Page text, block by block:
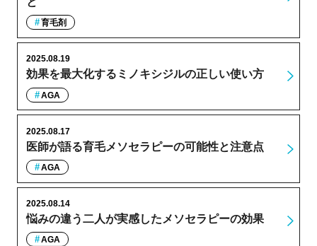
育毛剤
効果を最大化するミノキシジルの正しい使い方
2025.08.19
AGA
医師が語る育毛メソセラピーの可能性と注意点
2025.08.17
AGA
悩みの違う二人が実感したメソセラピーの効果
2025.08.14
AGA